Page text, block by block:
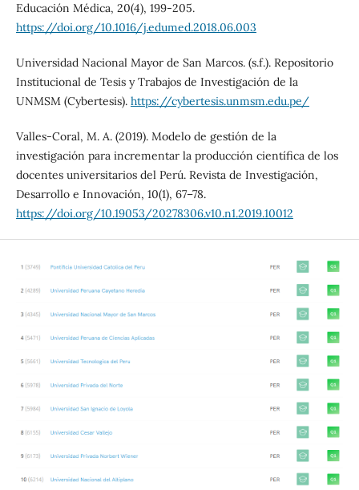
Educación Médica, 20(4), 199-205.
https://doi.org/10.1016/j.edumed.2018.06.003
Universidad Nacional Mayor de San Marcos. (s.f.). Repositorio
Institucional de Tesis y Trabajos de Investigación de la
UNMSM (Cybertesis). https://cybertesis.unmsm.edu.pe/
Valles-Coral, M. A. (2019). Modelo de gestión de la
investigación para incrementar la producción científica de los
docentes universitarios del Perú. Revista de Investigación,
Desarrollo e Innovación, 10(1), 67–78.
https://doi.org/10.19053/20278306.v10.n1.2019.10012